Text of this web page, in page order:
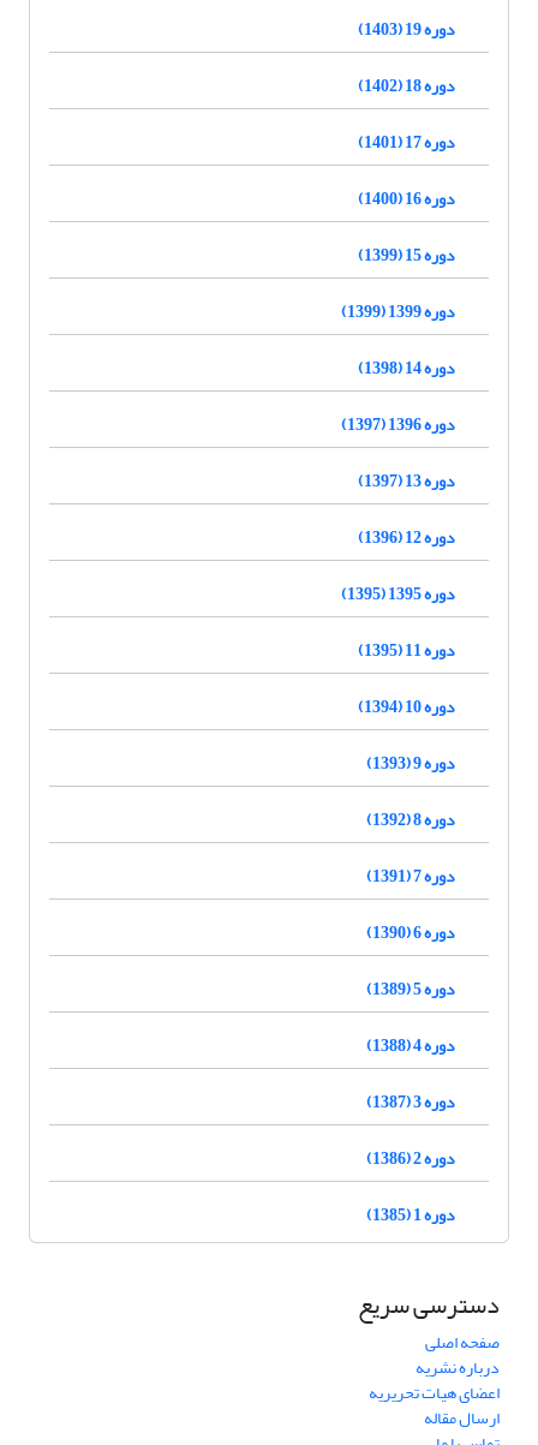
دوره 19 (1403)
دوره 18 (1402)
دوره 17 (1401)
دوره 16 (1400)
دوره 15 (1399)
دوره 1399 (1399)
دوره 14 (1398)
دوره 1396 (1397)
دوره 13 (1397)
دوره 12 (1396)
دوره 1395 (1395)
دوره 11 (1395)
دوره 10 (1394)
دوره 9 (1393)
دوره 8 (1392)
دوره 7 (1391)
دوره 6 (1390)
دوره 5 (1389)
دوره 4 (1388)
دوره 3 (1387)
دوره 2 (1386)
دوره 1 (1385)
دسترسی سریع
صفحه اصلی
درباره نشریه
اعضای هیات تحریریه
ارسال مقاله